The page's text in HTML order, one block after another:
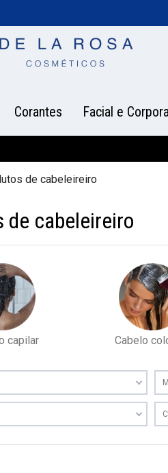
Corantes Facial e
de cabeleireiro
de cabeleireiro
capilar Cabelo